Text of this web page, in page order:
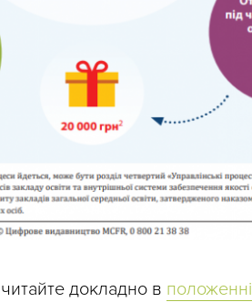
докладно в положенні